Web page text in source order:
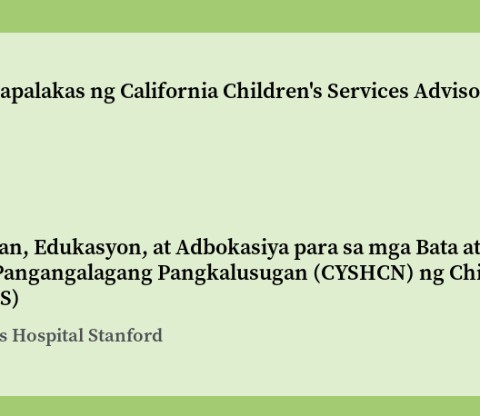
ng California Children's Services
Edukasyon, at Adbokasiya para sa mga Bata
Pangkalusugan (CYSHCN) ng
Hospital Stanford